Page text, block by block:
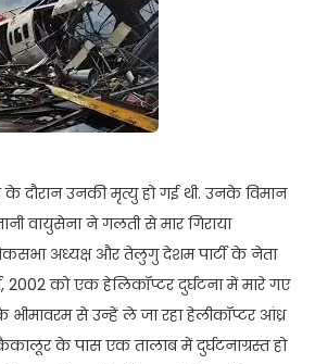
दौरान उनकी मृत्यु हो गई थी. उनके विमान
वायुसेना ने गलती से मार गिराया
अध्यक्ष और तेलुगु देशम पार्टी के नेता
2002 को एक हेलिकॉप्टर दुर्घटना में मारे गए
भीमावरम से उन्हें ले जा रहा हेलीकॉप्टर आंध्र
के पास एक तालाब में दुर्घटनाग्रस्त हो